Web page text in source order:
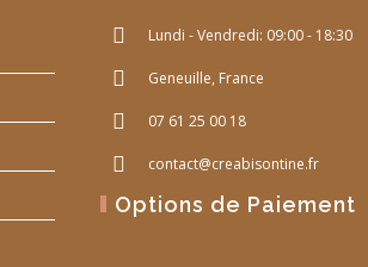
Lundi - Vendredi: 09:00 - 18:30
Geneuille, France
07 61 25 00 18
contact@creabisontine.fr
Options de Paiement